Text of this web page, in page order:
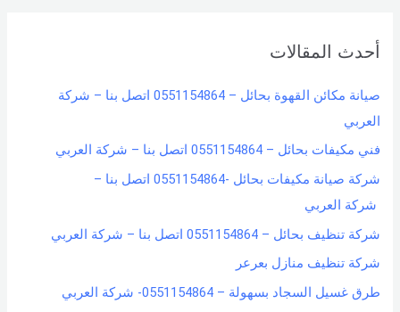
c
f
o
r
:
أحدث المقالات
صيانة مكائن القهوة بحائل – 0551154864 اتصل بنا – شركة
العربي
فني مكيفات بحائل – 0551154864 اتصل بنا – شركة العربي
شركة صيانة مكيفات بحائل -0551154864 اتصل بنا –
شركة العربي
شركة تنظيف بحائل – 0551154864 اتصل بنا – شركة العربي
شركة تنظيف منازل بعرعر
طرق غسيل السجاد بسهولة – 0551154864- شركة العربي